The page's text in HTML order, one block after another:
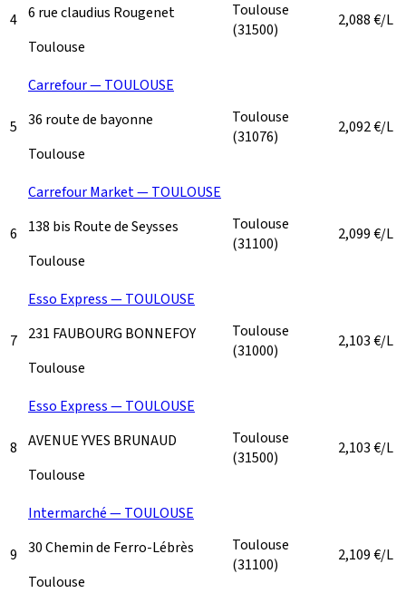
4 6 rue claudius Rougenet
Toulouse
Toulouse
(31500)
2,088€/L
5
Carrefour — TOULOUSE
36 route de bayonne
Toulouse
Toulouse
(31076)
2,092€/L
6
Carrefour Market — TOULOUSE
138 bis Route de Seysses
Toulouse
Toulouse
(31100)
2,099€/L
7
Esso Express — TOULOUSE
231 FAUBOURG BONNEFOY
Toulouse
Toulouse
(31000)
2,103€/L
8
Esso Express — TOULOUSE
AVENUE YVES BRUNAUD
Toulouse
Toulouse
(31500)
2,103€/L
9
Intermarché — TOULOUSE
30 Chemin de Ferro-Lébrès
Toulouse
Toulouse
(31100)
2,109€/L